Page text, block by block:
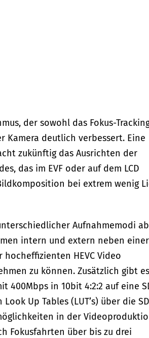
der sowohl das Fokus-
Kamera deutlich verbessert. Eine
zukünftig das Ausrichten der
das im EVF oder auf dem LCD
bei extrem wenig
Aufnahmemodi ab
intern und extern neben einer
HEVC Video
zu können. Zusätzlich gibt es
400Mbps in 10bit 4:2:2 auf eine
Up Tables (LUT’s) über die
in der
Fokusfahrten über bis zu drei